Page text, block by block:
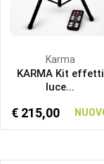
Karma
KARMA Kit effetti
luce...
€ 215,00